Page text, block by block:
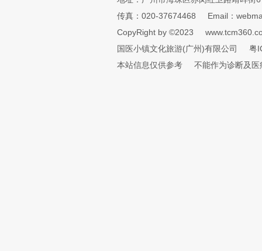
传真：020-37674468
Email：
CopyRight by ©2023
国医小镇文化旅游(广州)有限公司
粤
本站信息仅供参考
不能作为诊断及医